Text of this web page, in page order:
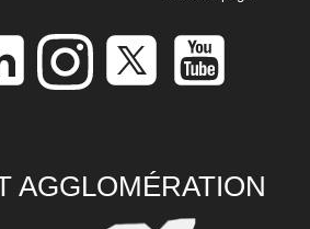
AGGLOMÉRATION